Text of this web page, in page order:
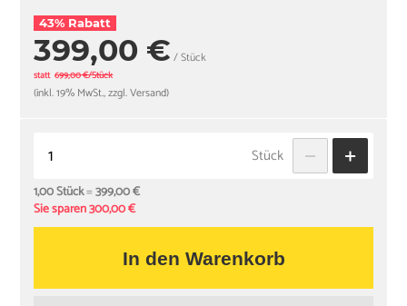
43% Rabatt
399,00 € / Stück
statt 699,00 €/Stück
(inkl. 19% MwSt., zzgl. Versand)
Stück
1,00 Stück=399,00 €
Sie sparen 300,00 €
In den Warenkorb